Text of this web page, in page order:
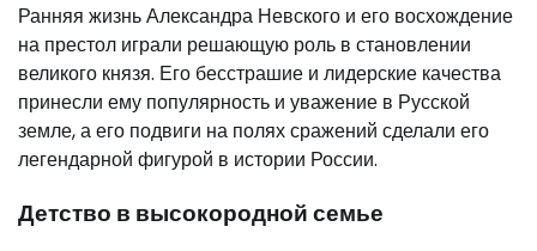
Ранняя жизнь Александра Невского и его восхождение
на престол играли решающую роль в становлении
великого князя. Его бесстрашие и лидерские качества
принесли ему популярность и уважение в Русской
земле, а его подвиги на полях сражений сделали его
легендарной фигурой в истории России.
Детство в высокородной семье